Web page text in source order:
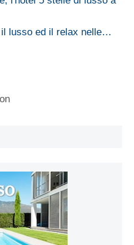
lusso ed il relax nelle…